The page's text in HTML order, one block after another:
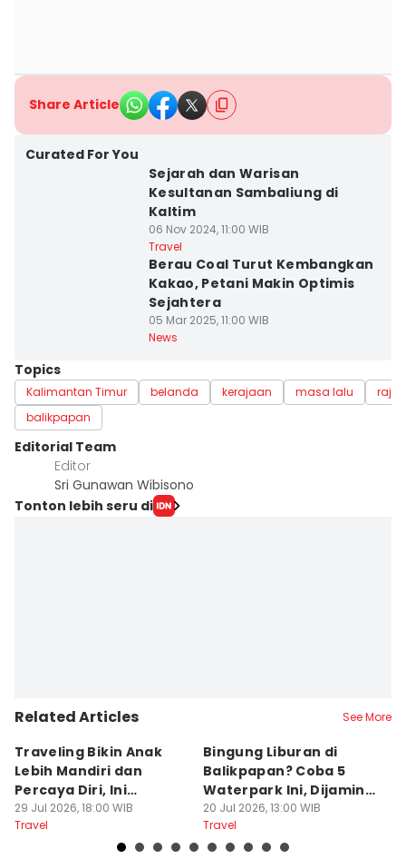
Share Article
Curated For You
Sejarah dan Warisan
Kesultanan Sambaliung di
Kaltim
06 Nov 2024, 11:00 WIB
Travel
Berau Coal Turut Kembangkan
Kakao, Petani Makin Optimis
Sejahtera
05 Mar 2025, 11:00 WIB
News
Topics
Kalimantan Timur belanda kerajaan masa lalu
raja
balikpapan
Editorial Team
Editor
Sri Gunawan Wibisono
Tonton lebih seru di
Related Articles See More
Traveling Bikin Anak
Lebih Mandiri dan
Percaya Diri, Ini
Penjelasan Psikolog
29 Jul 2026, 18:00 WIB
Travel
Bingung Liburan di
Balikpapan? Coba 5
Waterpark Ini, Dijamin
Bikin Betah
20 Jul 2026, 13:00 WIB
Travel